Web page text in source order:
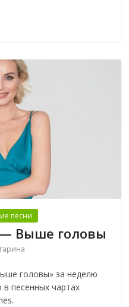
песни
Выше головы
головы» за неделю
в песенных чартах